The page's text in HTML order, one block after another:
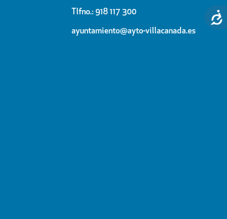
Tlfno.: 918 117 300
ayuntamiento@ayto-villacanada.es